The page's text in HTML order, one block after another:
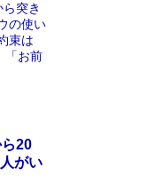
突き
の使い
束は
「お前
20
がい